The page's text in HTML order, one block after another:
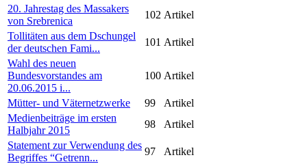
20. Jahrestag des Massakers
von Srebrenica
102 Artikel
Tollitäten aus dem Dschungel
der deutschen Fami...
101 Artikel
Wahl des neuen
Bundesvorstandes am
20.06.2015 i...
100 Artikel
Mütter- und Väternetzwerke 99
Artikel
Medienbeiträge im ersten
Halbjahr 2015
98
Artikel
Statement zur Verwendung des
Begriffes “Getrenn...
97
Artikel